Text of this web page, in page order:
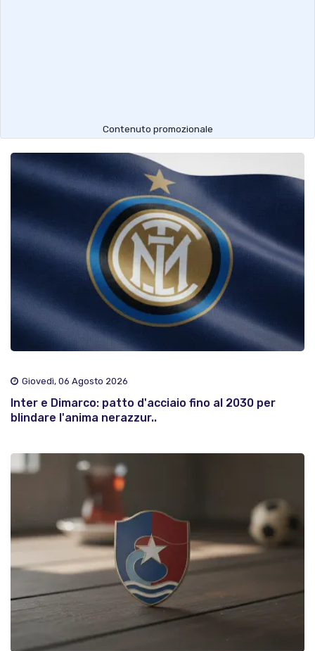
Contenuto promozionale
Giovedì, 06 Agosto 2026
Inter e Dimarco: patto d'acciaio fino al 2030 per
blindare l'anima nerazzur..